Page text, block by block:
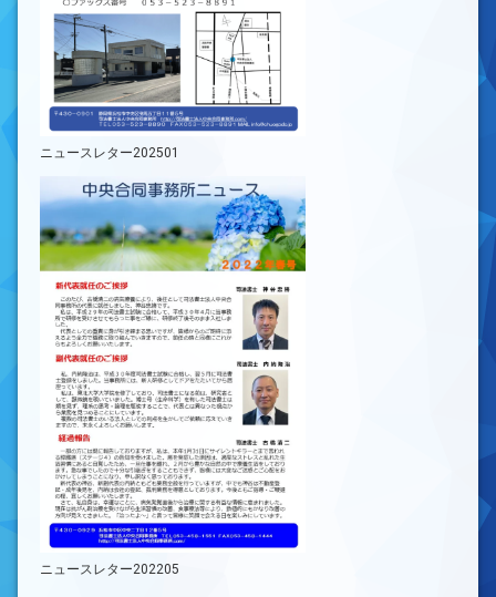
ニュースレター202501
ニュースレター202205